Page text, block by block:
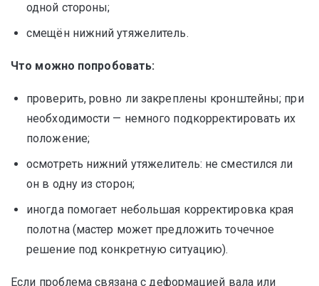
одной стороны;
смещён нижний утяжелитель.
Что можно попробовать:
проверить, ровно ли закреплены кронштейны; при
необходимости — немного подкорректировать их
положение;
осмотреть нижний утяжелитель: не сместился ли
он в одну из сторон;
иногда помогает небольшая корректировка края
полотна (мастер может предложить точечное
решение под конкретную ситуацию).
Если проблема связана с деформацией вала или